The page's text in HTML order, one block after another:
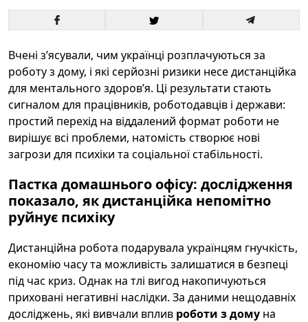
Вчені з’ясували, чим українці розплачуються за
роботу з дому, і які серйозні ризики несе дистанційка
для ментального здоров’я. Ці результати стають
сигналом для працівників, роботодавців і держави:
простий перехід на віддалений формат роботи не
вирішує всі проблеми, натомість створює нові
загрози для психіки та соціальної стабільності.
Пастка домашнього офісу: дослідження
показало, як дистанційка непомітно
руйнує психіку
Дистанційна робота подарувала українцям гнучкість,
економію часу та можливість залишатися в безпеці
під час криз. Однак на тлі вигод накопичуються
приховані негативні наслідки. За даними нещодавніх
досліджень, які вивчали вплив роботи з дому на